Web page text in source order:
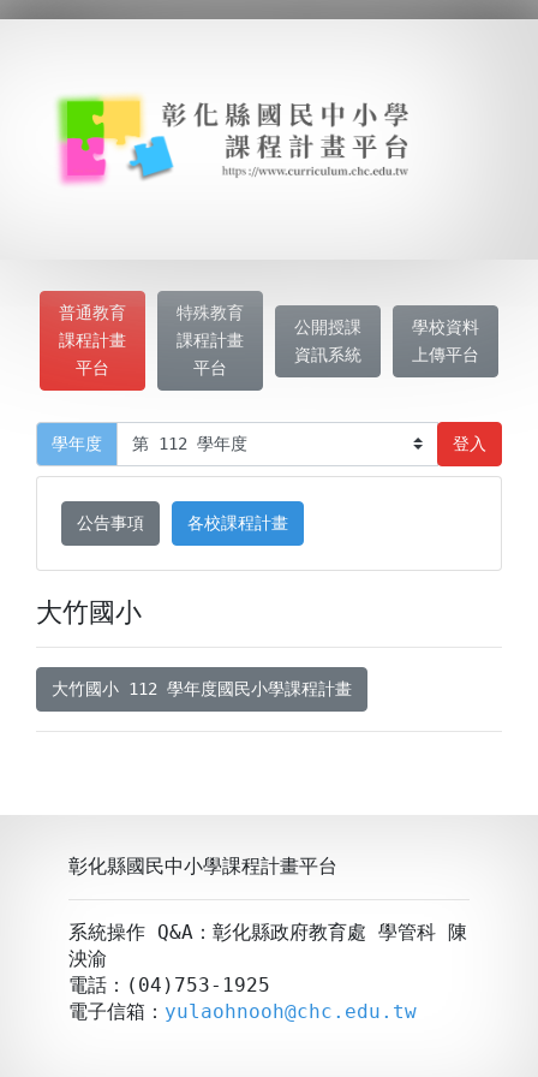
普通教育
課程計畫
平台
特殊教育
課程計畫
平台
公開授課
資訊系統
學校資料
上傳平台
學年度 登入
公告事項 各校課程計畫
大竹國小
大竹國小 112 學年度國民小學課程計畫
彰化縣國民中小學課程計畫平台
系統操作 Q&A：彰化縣政府教育處 學管科 陳
泱渝
電話：(04)753-1925
電子信箱： yulaohnooh@chc.edu.tw